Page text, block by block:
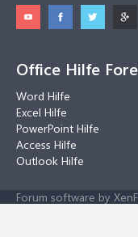
Office Hilfe
Word Hilfe
Excel Hilfe
PowerPoint Hilfe
Access Hilfe
Outlook Hilfe
Forum software by